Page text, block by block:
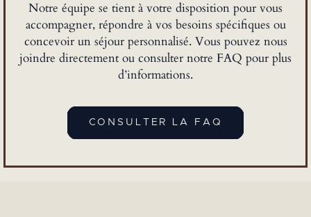
Notre équipe se tient à votre disposition pour vous
accompagner, répondre à vos besoins spécifiques ou
concevoir un séjour personnalisé. Vous pouvez nous
joindre directement ou consulter notre FAQ pour plus
d’informations.
CONSULTER LA FAQ